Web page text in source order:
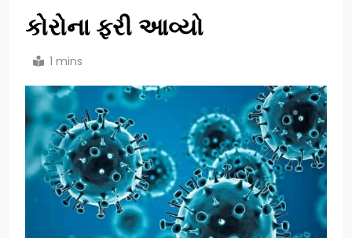
કોરોના ફરી આવ્યો
1 mins